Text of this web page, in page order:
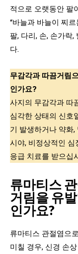
적으로 오랫동안 팔
“바늘과 바늘이 찌
팔, 다리, 손, 손가락
다.
무감각과 따끔거림
인가요?
사지의 무감각과 따
심각한 상태의 신호
기 발생하거나 약화
시야, 비정상적인
응급 치료를 받으십
류마티스
거림을 유
인가요?
류마티스 관절염으
미칠 경우, 신경 손